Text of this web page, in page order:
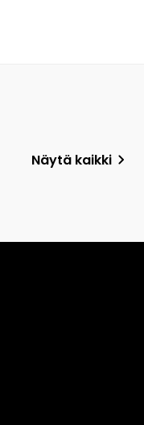
Näytä kaikki